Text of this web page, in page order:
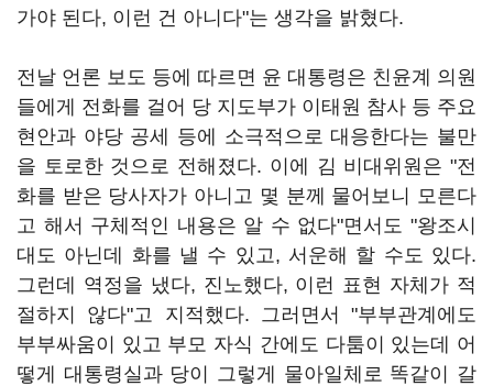
가야 된다, 이런 건 아니다"는 생각을 밝혔다.
전날 언론 보도 등에 따르면 윤 대통령은 친윤계 의원
들에게 전화를 걸어 당 지도부가 이태원 참사 등 주요
현안과 야당 공세 등에 소극적으로 대응한다는 불만
을 토로한 것으로 전해졌다. 이에 김 비대위원은 "전
화를 받은 당사자가 아니고 몇 분께 물어보니 모른다
고 해서 구체적인 내용은 알 수 없다"면서도 "왕조시
대도 아닌데 화를 낼 수 있고, 서운해 할 수도 있다.
그런데 역정을 냈다, 진노했다, 이런 표현 자체가 적
절하지 않다"고 지적했다. 그러면서 "부부관계에도
부부싸움이 있고 부모 자식 간에도 다툼이 있는데 어
떻게 대통령실과 당이 그렇게 물아일체로 똑같이 갈